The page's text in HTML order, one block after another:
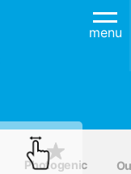
menu
Photogenic